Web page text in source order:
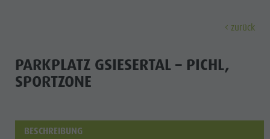
Ferienorte
Sehenswürdigkeiten
Wandern
Radfahren
Anreise
Mobilität vor Ort
zurück
PARKPLATZ GSIESERTAL – PICHL,
SPORTZONE
BESCHREIBUNG